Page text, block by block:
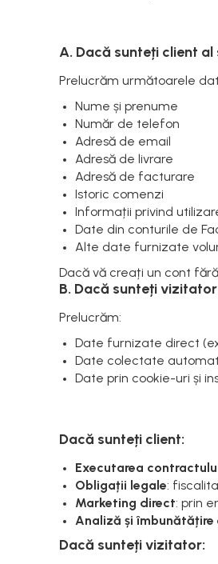
A. Dacă sunteți client
Prelucrăm următoarele
Nume și prenume
Număr de telefon
Adresă de email
Adresă de livrare
Adresă de facturare
Istoric comenzi
Informații privind
Date din conturile de
Alte date furnizate
Dacă vă creați un cont
B. Dacă sunteți
Prelucrăm:
Date furnizate direct
Date colectate
Date prin cookie-uri și
Dacă sunteți client:
Executarea
Obligații legale:
Marketing direct: prin
Analiză și îmbunătățire
Dacă sunteți vizitator: